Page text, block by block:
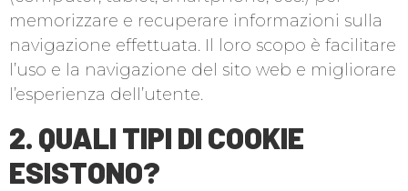
memorizzare e recuperare informazioni sulla
navigazione effettuata. Il loro scopo è facilitare
l’uso e la navigazione del sito web e migliorare
l’esperienza dell’utente.
2. QUALI TIPI DI COOKIE
ESISTONO?